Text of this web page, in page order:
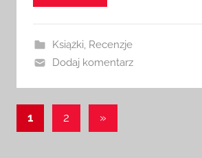
Książki, Recenzje
Dodaj komentarz
Stronicowanie
1 2
Następne
»